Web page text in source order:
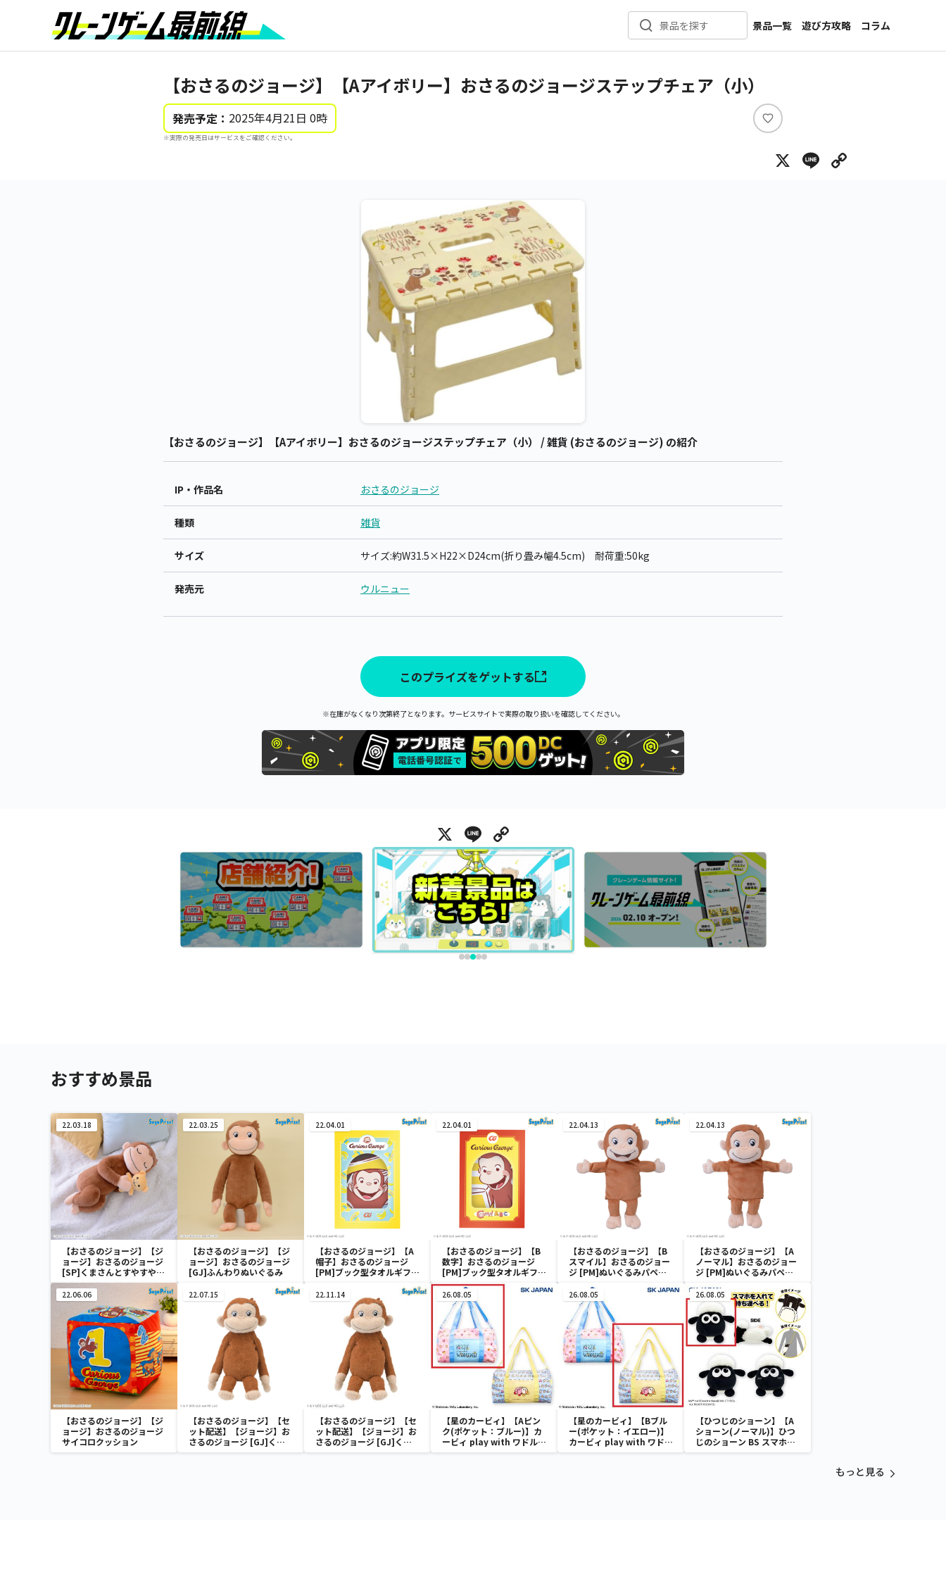
景品を探す
景品一覧
新着景品
メーカー一覧
遊び方攻略
コラム
インタビュー
【おさるのジョージ】【Aアイボリー】おさるのジョージステップチェア（小）
発売予定： 2025年4月21日 0時
※実際の発売日はサービスをご確認ください。
い
ね
X Line
【おさるのジョージ】【Aアイボリー】おさるのジョージステップチェア（小） / 雑貨 (おさるのジョージ) の紹介
IP・作品名 おさるのジョージ
種類 雑貨
サイズ サイズ:約W31.5×H22×D24cm(折り畳み幅4.5cm) 耐荷重:50kg
発売元 ウルニュー
このプライズをゲットする
※在庫がなくなり次第終了となります。サービスサイトで実際の取り扱いを確認してください。
X Line
おすすめ景品
22.03.18
【おさるのジョージ】【ジ
ョージ】おさるのジョージ
[SP]くまさんとすやすやぬ
いぐるみ
22.03.25
【おさるのジョージ】【ジ
ョージ】おさるのジョージ
[GJ]ふんわりぬいぐるみ
22.04.01
【おさるのジョージ】【A
帽子】おさるのジョージ
[PM]ブック型タオルギフト
22.04.01
【おさるのジョージ】【B
数字】おさるのジョージ
[PM]ブック型タオルギフト
ボックス
22.04.13
【おさるのジョージ】【B
スマイル】おさるのジョー
ジ [PM]ぬいぐるみパペッ
22.04.13
【おさるのジョージ】【A
ノーマル】おさるのジョー
ジ [PM]ぬいぐるみパペッ
22.06.06
【おさるのジョージ】【ジ
ョージ】おさるのジョージ
サイコロクッション
22.07.15
【おさるのジョージ】【セ
ット配送】【ジョージ】お
さるのジョージ [GJ]くっ
たりぬいぐるみ
22.11.14
【おさるのジョージ】【セ
ット配送】【ジョージ】お
さるのジョージ [GJ]くっ
たりぬいぐるみ
26.08.05
【星のカービィ】【Aピン
ク(ポケット：ブルー)】カ
ービィ play with ワドルデ
ィ ボストンバッグ
26.08.05
【星のカービィ】【Bブル
ー(ポケット：イエロー)】
カービィ play with ワドル
ディ ボストンバッグ
26.08.05
【ひつじのショーン】【A
ショーン(ノーマル)】ひつ
じのショーン BS スマホシ
ョーンルダー
もっと見る